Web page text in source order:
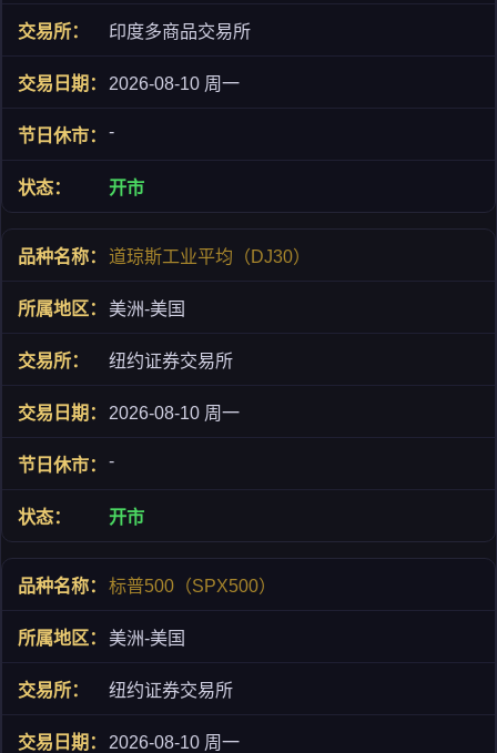
印度多商品交易所
2026-08-10 周一
-
开市
道琼斯工业平均（DJ30）
美洲-美国
纽约证券交易所
2026-08-10 周一
-
开市
标普500（SPX500）
美洲-美国
纽约证券交易所
2026-08-10 周一